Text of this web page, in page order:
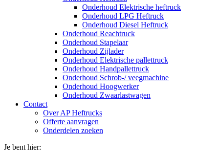
Onderhoud Elektrische heftruck
Onderhoud LPG Heftruck
Onderhoud Diesel Heftruck
Onderhoud Reachtruck
Onderhoud Stapelaar
Onderhoud Zijlader
Onderhoud Elektrische pallettruck
Onderhoud Handpallettruck
Onderhoud Schrob-/ veegmachine
Onderhoud Hoogwerker
Onderhoud Zwaarlastwagen
Contact
Over AP Heftrucks
Offerte aanvragen
Onderdelen zoeken
Je bent hier: